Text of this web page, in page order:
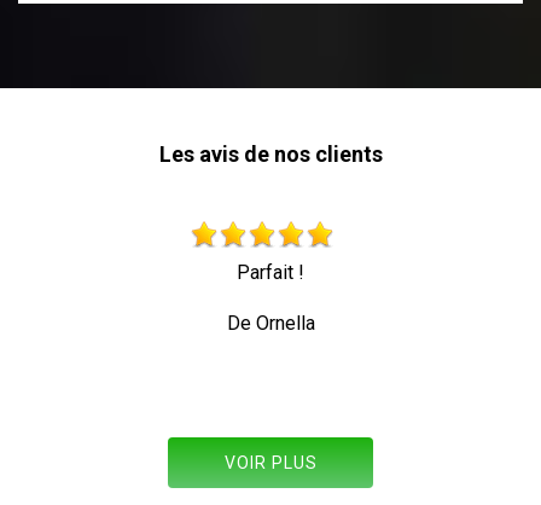
Les avis de nos clients
Très beau travail personne professionnelle
VOIR PLUS